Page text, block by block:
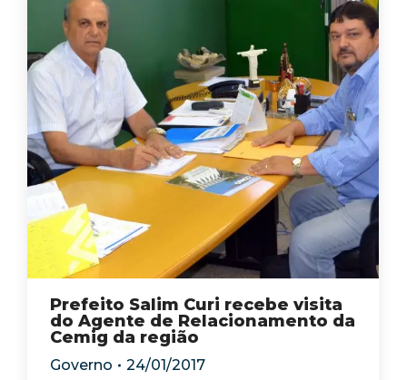
Prefeito Salim Curi recebe visita
do Agente de Relacionamento da
Cemig da região
Governo 24/01/2017